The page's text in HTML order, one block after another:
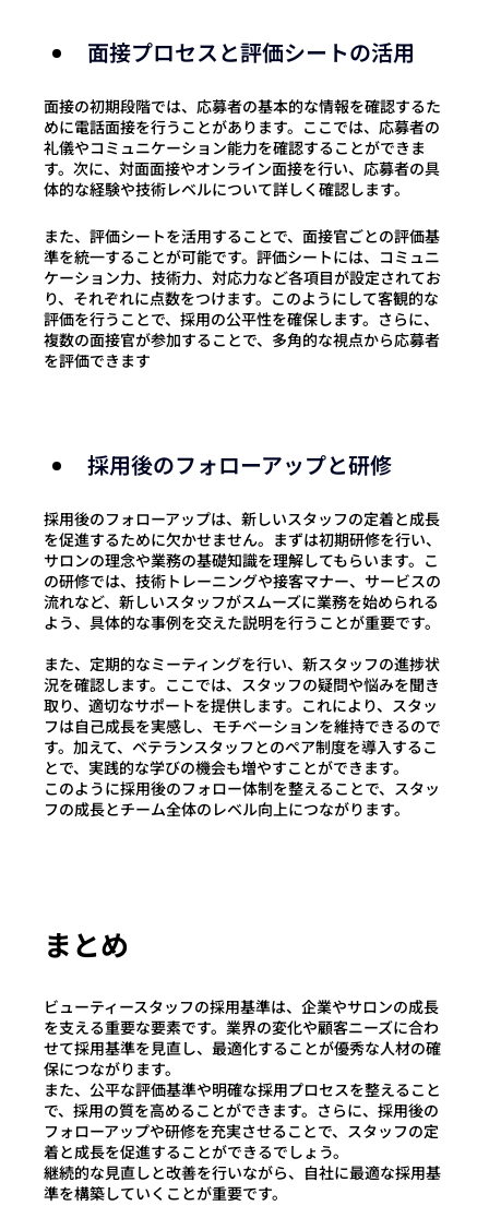
面接プロセスと評価シートの活用
面接の初期段階では、応募者の基本的な情報を確認するた
めに電話面接を行うことがあります。ここでは、応募者の
礼儀やコミュニケーション能力を確認することができま
す。次に、対面面接やオンライン面接を行い、応募者の具
体的な経験や技術レベルについて詳しく確認します。
また、評価シートを活用することで、面接官ごとの評価基
準を統一することが可能です。評価シートには、コミュニ
ケーション力、技術力、対応力など各項目が設定されてお
り、それぞれに点数をつけます。このようにして客観的な
評価を行う ことで、採用の公平性を確保します。さらに、
複数の面接官が参加することで、多角的な視点から応募者
を評価できます
採用後のフォローアップと研修
採用後のフォローアップは、新しいスタッフの定着と成長
を促進するために欠かせません。まずは初期研修を行い、
サロンの理念や業務の基礎知識を理解してもらいます。こ
の研修では、技術トレーニングや接客マナー、サービスの
流れなど、新しいスタッフがスムーズに業務を始められる
よう、具体的な事例を交えた説明を行うことが重要です。
また、定期的なミーティングを行い、新スタッフの進捗状
況を確認します。ここでは、スタッフの疑問や悩みを聞き
取り、適切なサポートを提供します。これにより、スタッ
フは自己成長を実感し、モチベーションを維持できるので
す。加えて、ベテランスタッフとのペア制度を導入するこ
とで、実践的な学びの機会も増やすことができます。
このように採用後のフォロー体制を整えることで、スタッ
フの成長とチーム全体のレベル向上につながります。
まとめ
ビューティースタッフの採用基準は、企業やサロンの成長
を支える重要な要素です。業界の変化や顧客ニーズに合わ
せて採用基準を見直し、最適化することが優秀な人材の確
保につながります。
また、公平な評価基準や明確な採用プロセスを整えること
で、採用の質を高めることができます。さらに、採用後の
フォローアップや研修を充実させることで、スタッフの定
着と成長を促進することができるでしょう。
継続的な見直しと改善を行いながら、自社に最適な採用基
準を構築していくことが重要です。